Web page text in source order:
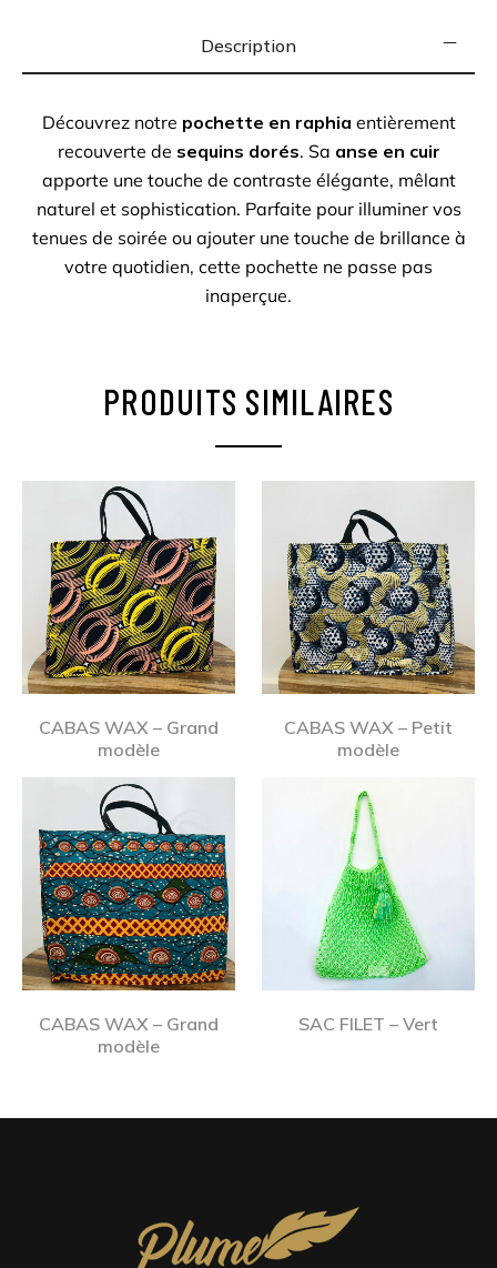
Description
Découvrez notre pochette en raphia entièrement
recouverte de sequins dorés. Sa anse en cuir
apporte une touche de contraste élégante, mêlant
naturel et sophistication. Parfaite pour illuminer vos
tenues de soirée ou ajouter une touche de brillance à
votre quotidien, cette pochette ne passe pas
inaperçue.
PRODUITS SIMILAIRES
CABAS WAX – Grand
modèle
CABAS WAX – Petit
modèle
CABAS WAX – Grand
modèle
SAC FILET – Vert